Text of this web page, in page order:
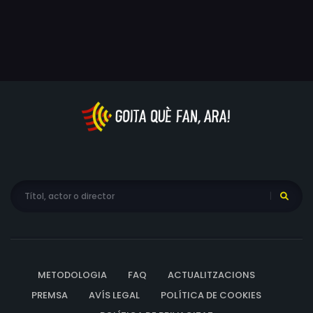
METODOLOGIA FAQ
ACTUALITZACIONS
PREMSA
AVÍS LEGAL
POLÍTICA DE COOKIES